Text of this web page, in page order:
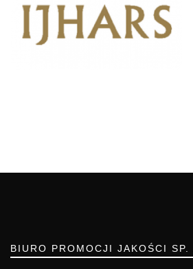
BIURO PROMOCJI JAKOŚCI SP.